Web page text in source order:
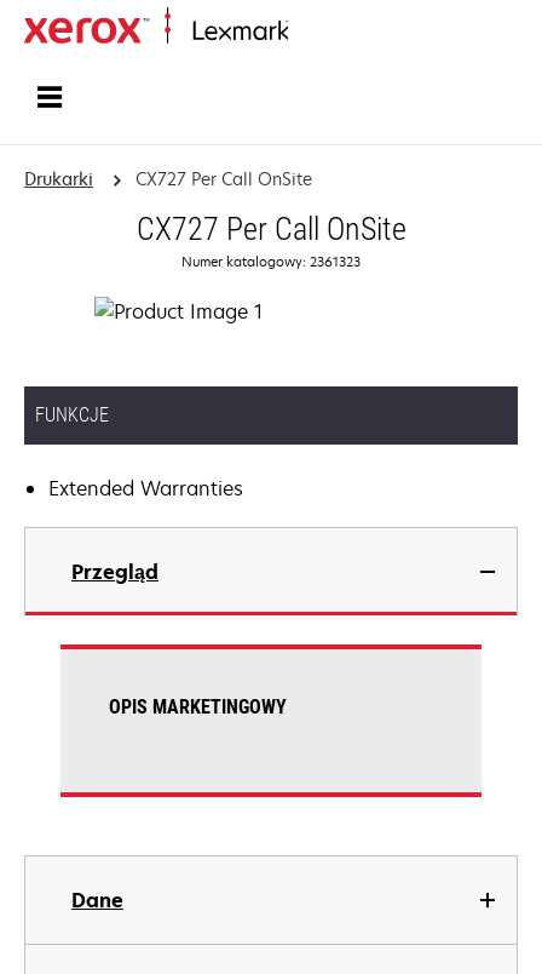
Drukarki CX727 Per Call OnSite
CX727 Per Call OnSite
Numer katalogowy: 2361323
FUNKCJE
Extended Warranties
Przegląd
Dane
OPIS MARKETINGOWY